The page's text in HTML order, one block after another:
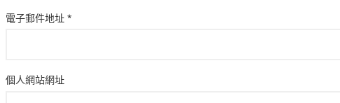
電子郵件地址 *
個人網站網址